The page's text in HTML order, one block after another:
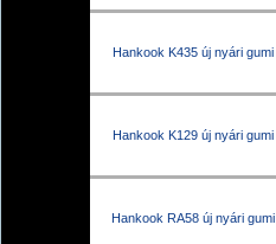
Hankook K435 új nyári gumi
Hankook K129 új nyári gumi
Hankook RA58 új nyári gumi